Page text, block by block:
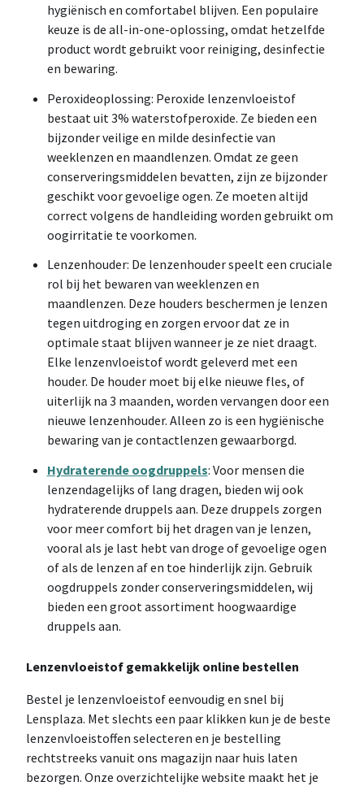
hygiënisch en comfortabel blijven. Een populaire
keuze is de all-in-one-oplossing, omdat hetzelfde
product wordt gebruikt voor reiniging, desinfectie
en bewaring.
Peroxideoplossing: Peroxide lenzenvloeistof
bestaat uit 3% waterstofperoxide. Ze bieden een
bijzonder veilige en milde desinfectie van
weeklenzen en maandlenzen. Omdat ze geen
conserveringsmiddelen bevatten, zijn ze bijzonder
geschikt voor gevoelige ogen. Ze moeten altijd
correct volgens de handleiding worden gebruikt om
oogirritatie te voorkomen.
Lenzenhouder: De lenzenhouder speelt een cruciale
rol bij het bewaren van weeklenzen en
maandlenzen. Deze houders beschermen je lenzen
tegen uitdroging en zorgen ervoor dat ze in
optimale staat blijven wanneer je ze niet draagt.
Elke lenzenvloeistof wordt geleverd met een
houder. De houder moet bij elke nieuwe fles, of
uiterlijk na 3 maanden, worden vervangen door een
nieuwe lenzenhouder. Alleen zo is een hygiënische
bewaring van je contactlenzen gewaarborgd.
Hydraterende oogdruppels: Voor mensen die
lenzendagelijks of lang dragen, bieden wij ook
hydraterende druppels aan. Deze druppels zorgen
voor meer comfort bij het dragen van je lenzen,
vooral als je last hebt van droge of gevoelige ogen
of als de lenzen af en toe hinderlijk zijn. Gebruik
oogdruppels zonder conserveringsmiddelen, wij
bieden een groot assortiment hoogwaardige
druppels aan.
Lenzenvloeistof gemakkelijk online bestellen
Bestel je lenzenvloeistof eenvoudig en snel bij
Lensplaza. Met slechts een paar klikken kun je de beste
lenzenvloeistoffen selecteren en je bestelling
rechtstreeks vanuit ons magazijn naar huis laten
bezorgen. Onze overzichtelijke website maakt het je